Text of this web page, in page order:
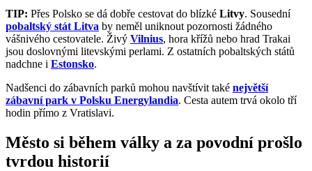
TIP: Přes Polsko se dá dobře cestovat do blízké Litvy. Sousední
pobaltský stát Litva by neměl uniknout pozornosti žádného
vášnivého cestovatele. Živý Vilnius, hora křížů nebo hrad Trakai
jsou doslovnými litevskými perlami. Z ostatních pobaltských států
nadchne i Estonsko.
Nadšenci do zábavních parků mohou navštívit také největší
zábavní park v Polsku Energylandia. Cesta autem trvá okolo tří
hodin přímo z Vratislavi.
Město si během války a za povodní prošlo
tvrdou historií